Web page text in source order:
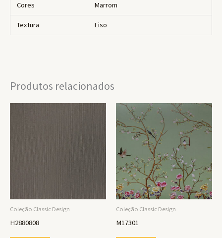
Cores Marrom
Textura Liso
Produtos relacionados
Coleção Classic Design
H2880808
Coleção Classic Design
M17301